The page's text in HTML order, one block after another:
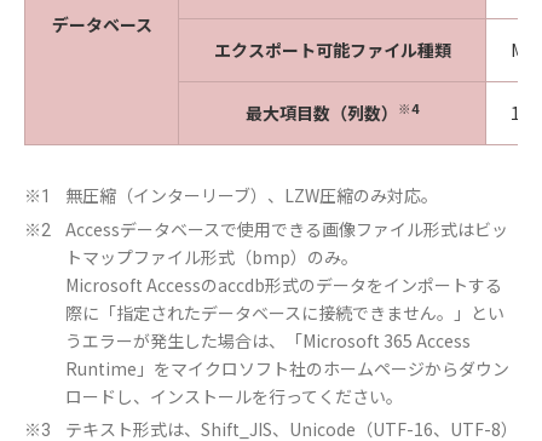
データベース
エクスポート可能ファイル種類
最大項目数（列数） ※4 1
※1 無圧縮（インターリーブ）、LZW圧縮のみ対応。
※2
Accessデータベースで使用できる画像ファイル形式はビッ
トマップファイル形式（bmp）のみ。
Microsoft Accessのaccdb形式のデータをインポートする
際に「指定されたデータベースに接続できません。」とい
うエラーが発生した場合は、「Microsoft 365 Access
Runtime」をマイクロソフト社のホームページからダウン
ロードし、インストールを行ってください。​
※3
テキスト形式は、Shift_JIS、Unicode（UTF-16、UTF-8）